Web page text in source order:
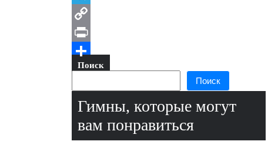
Telegram
Copy
Link
Print
Отправить
Поиск
Поиск
Гимны, которые могут
вам понравиться